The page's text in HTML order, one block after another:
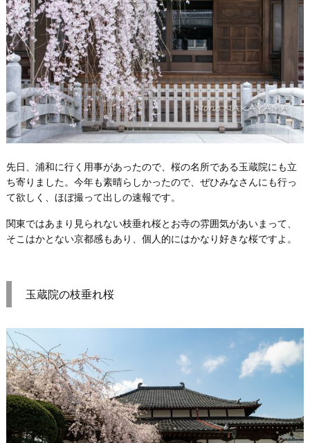
先日、浦和に行く用事があったので、桜の名所である玉蔵院にも立
ち寄りました。今年も素晴らしかったので、ぜひみなさんにも行っ
て欲しく、ほぼ撮って出しの速報です。
関東ではあまり見られない枝垂れ桜とお寺の雰囲気があいまって、
そこはかとない京都感もあり、個人的にはかなり好きな桜ですよ。
玉蔵院の枝垂れ桜